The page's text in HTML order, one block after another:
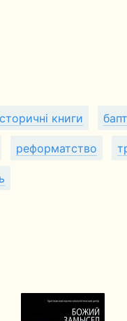
книги
реформатство